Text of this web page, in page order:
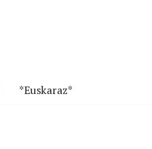
*Euskaraz*